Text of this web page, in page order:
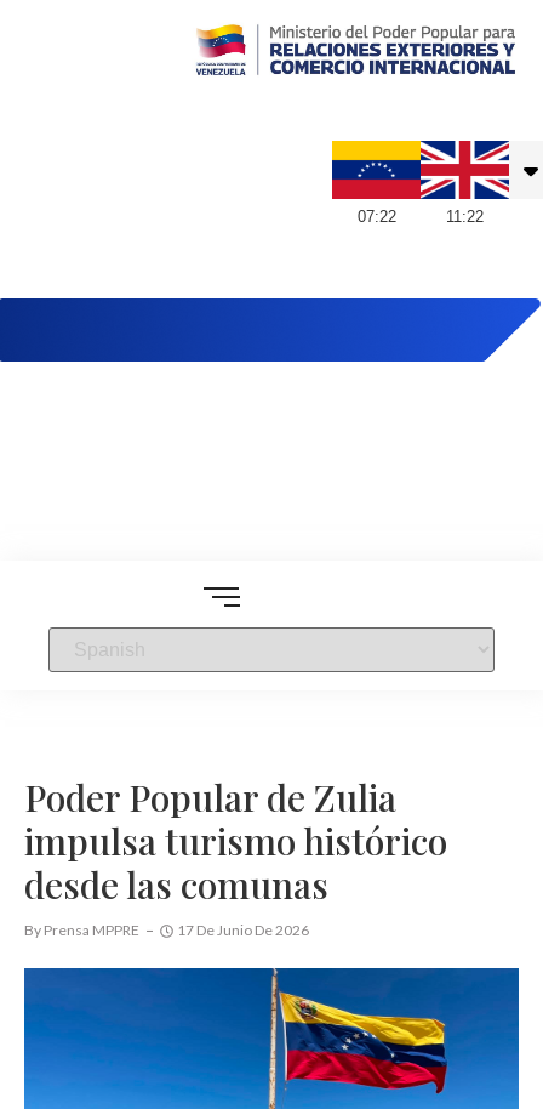
07:22 11 :22
Poder Popular de Zulia
impulsa turismo histórico
desde las comunas
By Prensa MPPRE 17 De Junio De 2026